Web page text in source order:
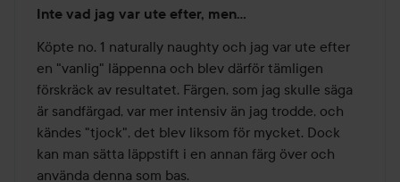
4
av
5
Inte vad jag var ute efter, men...
Köpte no. 1 naturally naughty och jag var ute efter
en "vanlig" läppenna och blev därför tämligen
förskräck av resultatet. Färgen, som jag skulle säga
är sandfärgad, var mer intensiv än jag trodde, och
kändes "tjock", det blev liksom för mycket. Dock
kan man sätta läppstift i en annan färg över och
använda denna som bas.